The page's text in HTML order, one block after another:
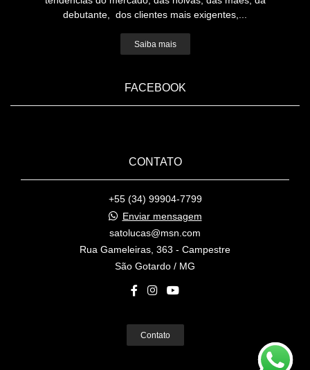
debutante, dos clientes mais exigentes,...
Saiba mais
FACEBOOK
CONTATO
+55 (34) 99904-7799
Enviar mensagem
satolucas@msn.com
Rua Gameleiras, 363 - Campestre
São Gotardo / MG
Contato